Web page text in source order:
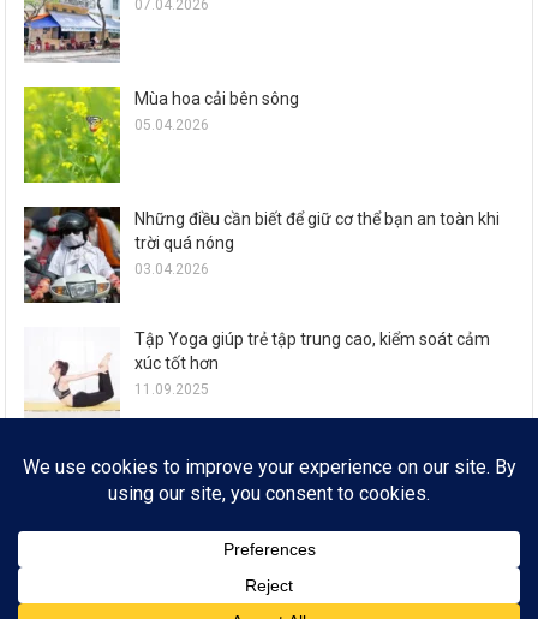
07.04.2026
Mùa hoa cải bên sông
05.04.2026
Những điều cần biết để giữ cơ thể bạn an toàn khi
trời quá nóng
03.04.2026
Tập Yoga giúp trẻ tập trung cao, kiểm soát cảm
xúc tốt hơn
11.09.2025
Zalo ra mắt loạt tính năng đón Tết Ất Tỵ cho 77,6
triệu người dùng
* SỔ TAY CÔNG NGHỆ * EMAIL: